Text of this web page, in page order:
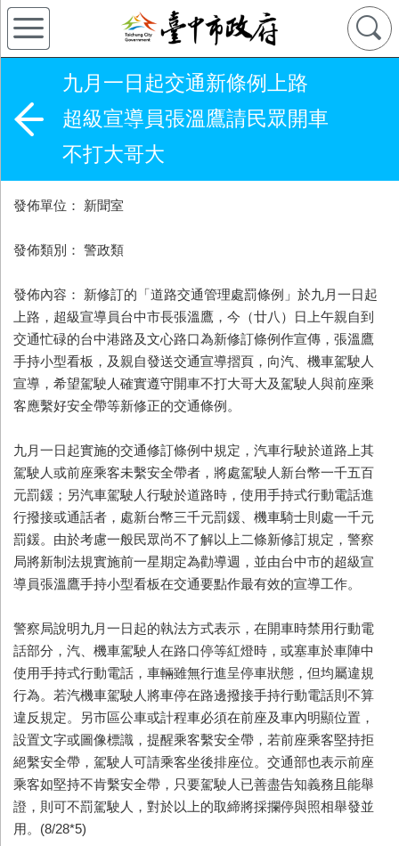
九月一日起交通新條例上路
超級宣導員張溫鷹請民眾開車
不打大哥大
發佈單位： 新聞室
發佈類別： 警政類
發佈內容： 新修訂的「道路交通管理處罰條例」於九月一日起
上路，超級宣導員台中市長張溫鷹，今（廿八）日上午親自到
交通忙碌的台中港路及文心路口為新修訂條例作宣傳，張溫鷹
手持小型看板，及親自發送交通宣導摺頁，向汽、機車駕駛人
宣導，希望駕駛人確實遵守開車不打大哥大及駕駛人與前座乘
客應繫好安全帶等新修正的交通條例。
九月一日起實施的交通修訂條例中規定，汽車行駛於道路上其
駕駛人或前座乘客未繫安全帶者，將處駕駛人新台幣一千五百
元罰鍰；另汽車駕駛人行駛於道路時，使用手持式行動電話進
行撥接或通話者，處新台幣三千元罰鍰、機車騎士則處一千元
罰鍰。由於考慮一般民眾尚不了解以上二條新修訂規定，警察
局將新制法規實施前一星期定為勸導週，並由台中市的超級宣
導員張溫鷹手持小型看板在交通要點作最有效的宣導工作。
警察局說明九月一日起的執法方式表示，在開車時禁用行動電
話部分，汽、機車駕駛人在路口停等紅燈時，或塞車於車陣中
使用手持式行動電話，車輛雖無行進呈停車狀態，但均屬違規
行為。若汽機車駕駛人將車停在路邊撥接手持行動電話則不算
違反規定。另市區公車或計程車必須在前座及車內明顯位置，
設置文字或圖像標識，提醒乘客繫安全帶，若前座乘客堅持拒
絕繫安全帶，駕駛人可請乘客坐後排座位。交通部也表示前座
乘客如堅持不肯繫安全帶，只要駕駛人已善盡告知義務且能舉
證，則可不罰駕駛人，對於以上的取締將採攔停與照相舉發並
用。(8/28*5)